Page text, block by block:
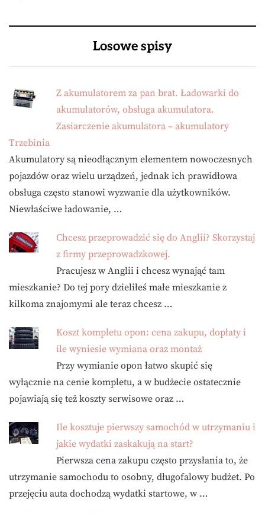
Losowe spisy
Z akumulatorem za pan brat. Ładowarki do
akumulatorów, obsługa akumulatora.
Zasiarczenie akumulatora – akumulatory
Trzebinia
Akumulatory są nieodłącznym elementem nowoczesnych
pojazdów oraz wielu urządzeń, jednak ich prawidłowa
obsługa często stanowi wyzwanie dla użytkowników.
Niewłaściwe ładowanie, …
Chcesz przeprowadzić się do Anglii? Skorzystaj
z firmy przeprowadzkowej.
Pracujesz w Anglii i chcesz wynająć tam
mieszkanie? Do tej pory dzieliłeś małe mieszkanie z
kilkoma znajomymi ale teraz chcesz …
Koszt kompletu opon: cena zakupu, dopłaty i
ile wyniesie wymiana oraz montaż
Przy wymianie opon łatwo skupić się
wyłącznie na cenie kompletu, a w budżecie ostatecznie
pojawiają się też koszty serwisowe oraz …
Ile kosztuje pierwszy samochód w utrzymaniu i
jakie wydatki zaskakują na start?
Pierwsza cena zakupu często przysłania to, że
utrzymanie samochodu to osobny, długofalowy budżet. Po
przejęciu auta dochodzą wydatki startowe, w …